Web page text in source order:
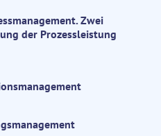
Zwei
der Prozessleistung